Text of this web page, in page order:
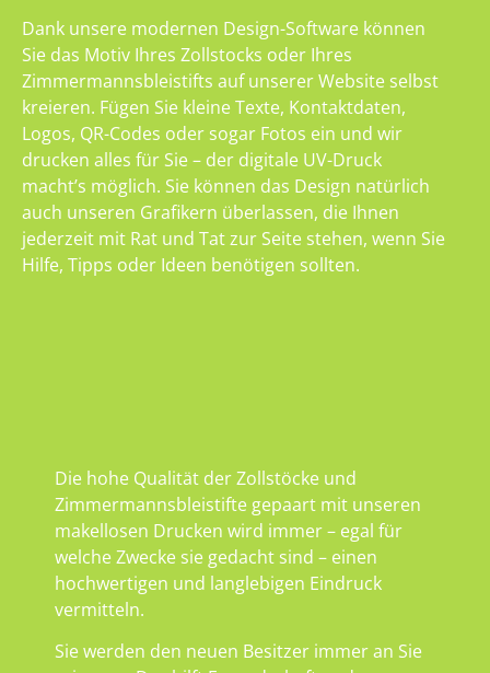
Dank unsere modernen Design-Software können
Sie das Motiv Ihres Zollstocks oder Ihres
Zimmermannsbleistifts auf unserer Website selbst
kreieren. Fügen Sie kleine Texte, Kontaktdaten,
Logos, QR-Codes oder sogar Fotos ein und wir
drucken alles für Sie – der digitale UV-Druck
macht’s möglich. Sie können das Design natürlich
auch unseren Grafikern überlassen, die Ihnen
jederzeit mit Rat und Tat zur Seite stehen, wenn Sie
Hilfe, Tipps oder Ideen benötigen sollten.
Die hohe Qualität der Zollstöcke und
Zimmermannsbleistifte gepaart mit unseren
makellosen Drucken wird immer – egal für
welche Zwecke sie gedacht sind – einen
hochwertigen und langlebigen Eindruck
vermitteln.
Sie werden den neuen Besitzer immer an Sie